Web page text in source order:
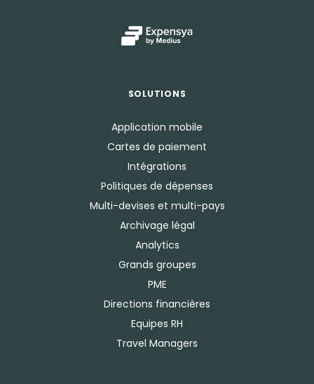
SOLUTIONS
Application mobile
Cartes de paiement
Intégrations
Politiques de dépenses
Multi-devises et multi-pays
Archivage légal
Analytics
Grands groupes
PME
Directions financières
Equipes RH
Travel Managers